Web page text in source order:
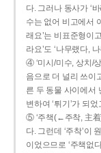
다. 그러나 동사가 ‘
수는 없어 비고에서
래요’는 비표준형이
라요’도 ‘나무랬다,
④ ‘미시/미수, 상치/
음으로 더 널리 쓰이
른 두 동물 사이에서
변하여 ‘튀기’가 되
⑤ ‘주책(←주착, 主着
다. 그런데 ‘주착’이
이었으므로 ‘주책없